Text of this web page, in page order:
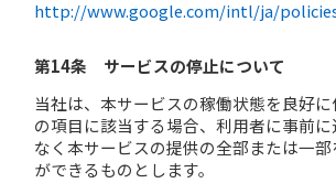
http://www.google.com/intl/ja/
第14条 サービスの停止について
当社は、本サービスの稼働状態を良好
の項目に該当する場合、利用者に事前
なく本サービスの提供の全部または一
ができるものとします。